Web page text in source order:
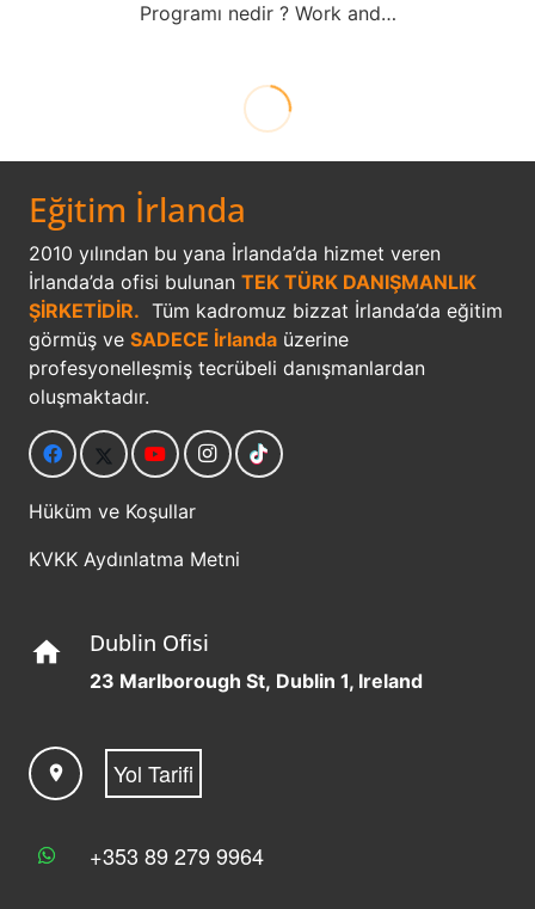
Programı nedir ? Work and…
Eğitim İrlanda
2010 yılından bu yana İrlanda’da hizmet veren
İrlanda’da ofisi bulunan TEK TÜRK DANIŞMANLIK
ŞİRKETİDİR. Tüm kadromuz bizzat İrlanda’da eğitim
görmüş ve SADECE İrlanda üzerine
profesyonelleşmiş tecrübeli danışmanlardan
oluşmaktadır.
Hüküm ve Koşullar
KVKK Aydınlatma Metni
home Dublin Ofisi
23 Marlborough St, Dublin 1, Ireland
location_on Yol Tarifi
+353 89 279 9964